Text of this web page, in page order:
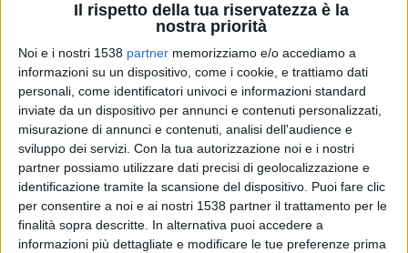
Il rispetto della tua riservatezza è la
nostra priorità
Noi e i nostri 1538 partner memorizziamo e/o accediamo a
informazioni su un dispositivo, come i cookie, e trattiamo dati
personali, come identificatori univoci e informazioni standard
inviate da un dispositivo per annunci e contenuti personalizzati,
misurazione di annunci e contenuti, analisi dell'audience e
sviluppo dei servizi. Con la tua autorizzazione noi e i nostri
partner possiamo utilizzare dati precisi di geolocalizzazione e
identificazione tramite la scansione del dispositivo. Puoi fare clic
per consentire a noi e ai nostri 1538 partner il trattamento per le
finalità sopra descritte. In alternativa puoi accedere a
informazioni più dettagliate e modificare le tue preferenze prima
Due colonnine, ciascuna con
due prese di ricarica, sono
state installate in piazza Aldo
Moro di fronte alla sede
comunale e due al polo
culturale Artémisia a
Tassignano. Altri sei punti di
ricarica sono stati installati